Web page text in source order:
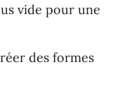
vide pour une
des formes